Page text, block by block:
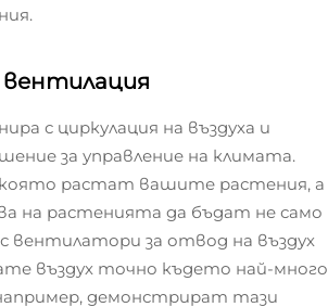
с циркулация на въздуха и
за управление на климата.
растат вашите растения, а
на растенията да бъдат не само
вентилатори за отвод на въздух
въздух точно където най-много
демонстрират тази